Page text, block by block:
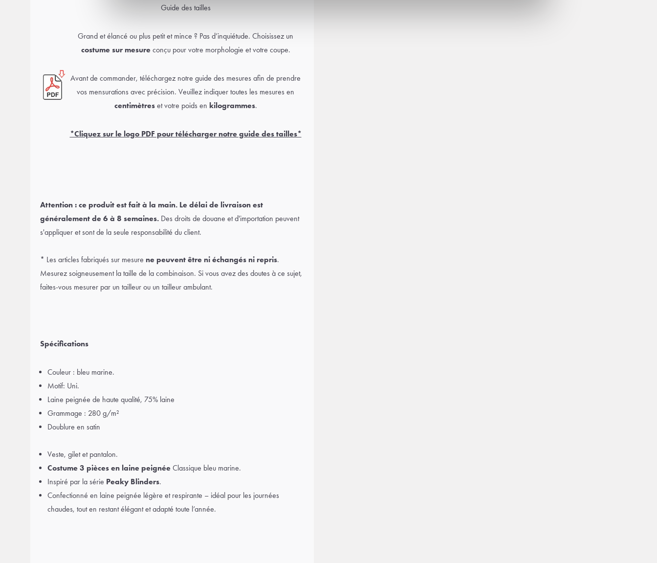
Guide des tailles
Grand et élancé ou plus petit et mince ? Pas d’inquiétude. Choisissez un
costume sur mesureconçu pour votre morphologie et votre coupe.
Avant de commander, téléchargez notre guide des mesures afin de prendre
vos mensurations avec précision. Veuillez indiquer toutes les mesures en
centimètreset votre poids en kilogrammes.
*Cliquez sur le logo PDF pour télécharger notre guide des tailles*
Attention : ce produit est fait à la main. Le délai de livraison est
généralement de 6 à 8 semaines. Des droits de douane et d'importation peuvent
s'appliquer et sont de la seule responsabilité du client.
* Les articles fabriqués sur mesure ne peuvent être ni échangés ni repris.
Mesurez soigneusement la taille de la combinaison. Si vous avez des doutes à ce sujet,
faites-vous mesurer par un tailleur ou un tailleur ambulant.
Spécifications
Couleur : bleu marine.
Motif: Uni.
Laine peignée de haute qualité, 75% laine
Grammage : 280 g/m²
Doublure en satin
Veste, gilet et pantalon.
Costume 3 pièces en laine peignée Classique bleu marine.
Inspiré par la série Peaky Blinders.
Confectionné en laine peignée légère et respirante – idéal pour les journées
chaudes, tout en restant élégant et adapté toute l’année.